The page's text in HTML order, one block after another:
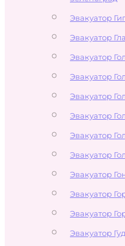
Эвакуатор
Эвакуатор
Эвакуатор
Эвакуатор
Эвакуатор
Эвакуатор
Эвакуатор
Эвакуатор
Эвакуатор
Эвакуатор
Эвакуатор
Эвакуатор